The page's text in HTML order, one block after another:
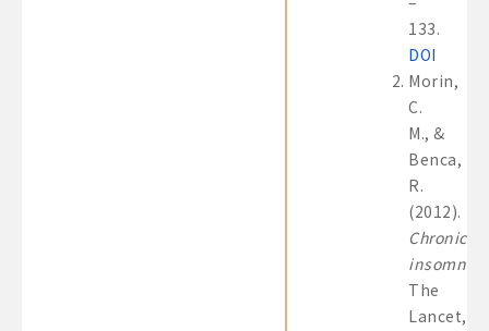
133.
DOI
Morin,
C.
M., &
Benca,
R.
(2012).
Chronic
insomnia
The
Lancet,